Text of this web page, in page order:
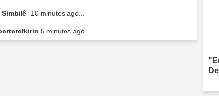
Simbilê -10 minutes ago...
5 minutes ago...